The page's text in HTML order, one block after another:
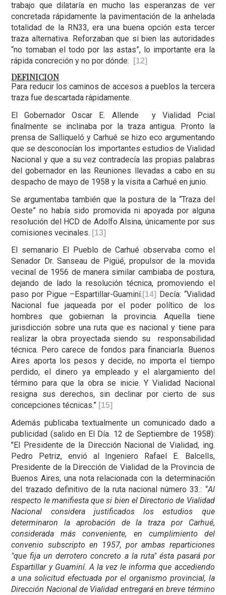
trabajo que dilataría en mucho las esperanzas de ver
concretada rápidamente la pavimentación de la anhelada
totalidad de la RN33, era una buena opción esta tercer
traza alternativa. Reforzaban que si bien las autoridades
“no tomaban el todo por las astas”, lo importante era la
rápida concreción y no por dónde.
[12]
DEFINICION
Para reducir los caminos de accesos a pueblos la tercera
traza fue descartada rápidamente.
El Gobernador Oscar E. Allende y Vialidad Pcial
finalmente se inclinaba por la traza antigua. Pronto la
prensa de Salliqueló y Carhué se hizo eco argumentando
que se desconocían los importantes estudios de Vialidad
Nacional y que a su vez contradecía las propias palabras
del gobernador en las Reuniones llevadas a cabo en su
despacho de mayo de 1958 y la visita a Carhué en junio.
Se argumentaba también que la postura de la “Traza del
Oeste” no había sido promovida ni apoyada por alguna
resolución del HCD de Adolfo Alsina, únicamente por sus
comisiones vecinales. [13]
El semanario El Pueblo de Carhué observaba como el
Senador Dr. Sanseau de Pigüé, propulsor de la movida
vecinal de 1956 de manera similar cambiaba de postura,
dejando de lado la resolución técnica, promoviendo el
paso por Pigue –Espartillar-Guaminí. [14]
Decía: “Vialidad
Nacional fue jaqueada por el poder político de los
hombres que gobiernan la provincia. Aquella tiene
jurisdicción sobre una ruta que es nacional y tiene para
realizar la obra proyectada siendo su responsabilidad
técnica. Pero carece de fondos para financiarla. Buenos
Aires aporta los pesos y decide, no importa el tiempo
perdido, el dinero ya empleado y el alargamiento del
término para que la obra se inicie. Y Vialidad Nacional
resigna sus derechos, sin declinar por cierto de sus
concepciones técnicas.” [15]
Además publicaba textualmente un comunicado dado a
publicidad (salido en El Día. 12 de Septiembre de 1958):
"El Presidente de la Dirección Nacional de Vialidad, ing.
Pedro Petriz, envió al Ingeniero Rafael E. Balcells,
Presidente de la Dirección de Vialidad de la Provincia de
Buenos Aires, una nota relacionada con la determinación
del trazado definitivo de la ruta nacional número 33.: “Al
respecto le manifiesta que si bien el Directorio de Vialidad
Nacional considera justificados los estudios que
determinaron la aprobación de la traza por Carhué,
considerada más conveniente, en cumplimiento del
convenio subscripto en 1957, por ambas reparticiones
"que fija un derrotero concreto a la ruta" ésta pasará por
Espartillar y Guaminí. A la vez le informa que accediendo
a una solicitud efectuada por el organismo provincial, la
Dirección Nacional de Vialidad entregará en breve término